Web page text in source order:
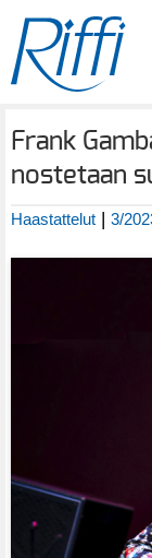
Frank
nostetaan
Haastattelut | 3/